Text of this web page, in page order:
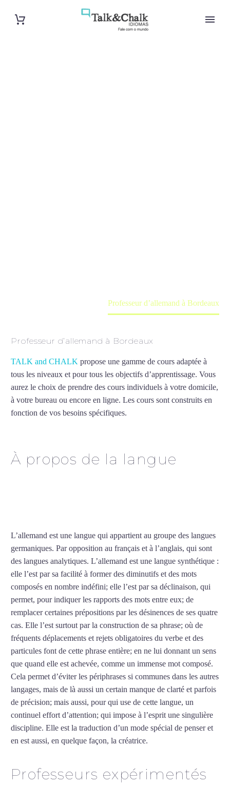
Professeur d’allemand à Bordeaux
Professeur d’allemand à Bordeaux
TALK and CHALK propose une gamme de cours adaptée à
tous les niveaux et pour tous les objectifs d’apprentissage. Vous
aurez le choix de prendre des cours individuels à votre domicile,
à votre bureau ou encore en ligne. Les cours sont construits en
fonction de vos besoins spécifiques.
À propos de la langue
L’allemand est une langue qui appartient au groupe des langues
germaniques. Par opposition au français et à l’anglais, qui sont
des langues analytiques. L’allemand est une langue synthétique :
elle l’est par sa facilité à former des diminutifs et des mots
composés en nombre indéfini; elle l’est par sa déclinaison, qui
permet, pour indiquer les rapports des mots entre eux; de
remplacer certaines prépositions par les désinences de ses quatre
cas. Elle l’est surtout par la construction de sa phrase; où de
fréquents déplacements et rejets obligatoires du verbe et des
particules font de cette phrase entière; en ne lui donnant un sens
que quand elle est achevée, comme un immense mot composé.
Cela permet d’éviter les périphrases si communes dans les autres
langages, mais de là aussi un certain manque de clarté et parfois
de précision; mais aussi, pour qui use de cette langue, un
continuel effort d’attention; qui impose à l’esprit une singulière
discipline. Elle est la traduction d’un mode spécial de penser et
en est aussi, en quelque façon, la créatrice.
Professeurs expérimentés